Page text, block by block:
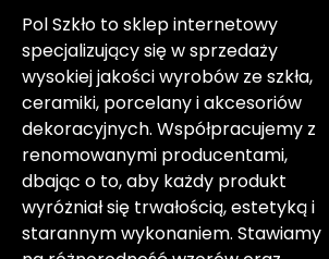
Pol Szkło to sklep internetowy
specjalizujący się w sprzedaży
wysokiej jakości wyrobów ze szkła,
ceramiki, porcelany i akcesoriów
dekoracyjnych. Współpracujemy z
renomowanymi producentami,
dbając o to, aby każdy produkt
wyróżniał się trwałością, estetyką i
starannym wykonaniem. Stawiamy